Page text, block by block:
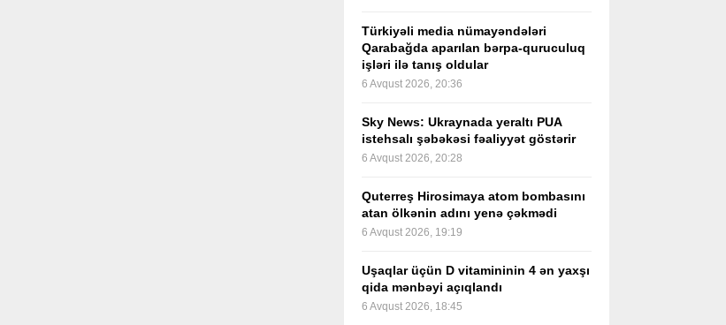
Türkiyəli media nümayəndələri
Qarabağda aparılan bərpa-quruculuq
işləri ilə tanış oldular
6 Avqust 2026, 20:36
Sky News: Ukraynada yeraltı PUA
istehsalı şəbəkəsi fəaliyyət göstərir
6 Avqust 2026, 20:28
Quterreş Hirosimaya atom bombasını
atan ölkənin adını yenə çəkmədi
6 Avqust 2026, 19:19
Uşaqlar üçün D vitamininin 4 ən yaxşı
qida mənbəyi açıqlandı
6 Avqust 2026, 18:45